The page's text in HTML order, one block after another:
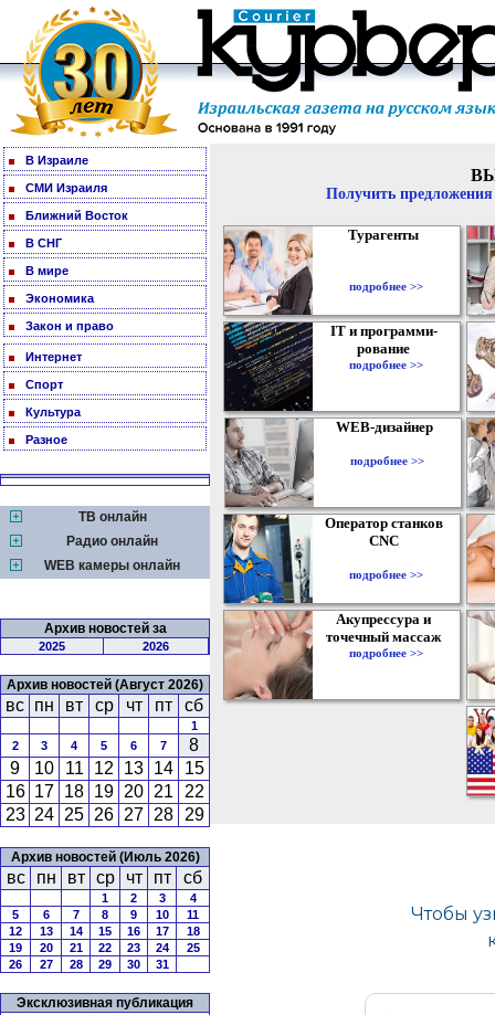
В Израиле
СМИ Израиля
Ближний Восток
В СНГ
В мире
Экономика
Закон и право
Интернет
Спорт
Культура
Разное
ТВ онлайн
Радио онлайн
WEB камеры онлайн
Архив новостей за
2025 2026
Архив новостей (Август 2026)
вс пн вт ср чт пт сб
1
2
3 4 5 6 7
8
9
10 11 12 13 14
15
16 17 18 19 20 21
22
23 24 25 26 27 28 29
Архив новостей (Июль 2026)
вс пн вт ср чт пт сб
1 2 3
4
5
6 7 8 9 10
11
12
13 14 15 16 17
18
19
20 21 22 23 24
25
26
27 28 29 30 31
Эксклюзивная публикация
Получить
Турагенты
подробнее >>
IT и программи-
рование
подробнее >>
WEB-дизайнер
подробнее >>
Оператор станков
CNC
подробнее >>
Акупрессура и
точечный массаж
подробнее >>